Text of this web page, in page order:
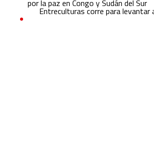
por la paz en Congo y Sudán del Sur
Entreculturas corre para levantar